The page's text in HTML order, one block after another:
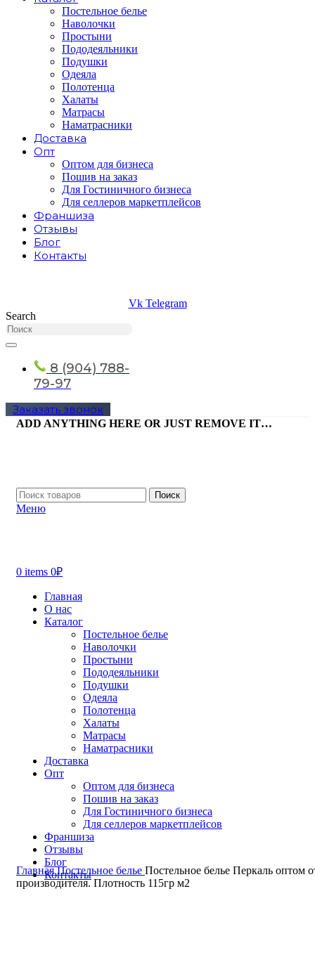
Постельное белье
Наволочки
Простыни
Пододеяльники
Подушки
Одеяла
Полотенца
Халаты
Матрасы
Наматрасники
Доставка
Опт
Оптом для бизнеса
Пошив на заказ
Для Гостиничного бизнеса
Для селлеров маркетплейсов
Франшиза
Отзывы
Блог
Контакты
Vk Telegram
Search
8 (904) 788-
79-97
Заказать звонок
ADD ANYTHING HERE OR JUST REMOVE IT…
Поиск
Меню
0 items 0₽
Главная
О нас
Каталог
Постельное белье
Наволочки
Простыни
Пододеяльники
Подушки
Одеяла
Полотенца
Халаты
Матрасы
Наматрасники
Доставка
Опт
Оптом для бизнеса
Пошив на заказ
Для Гостиничного бизнеса
Для селлеров маркетплейсов
Франшиза
Отзывы
Блог
Контакты
ГлавнаяПостельное белье Постельное белье Перкаль оптом
производителя. Плотность 115гр м2